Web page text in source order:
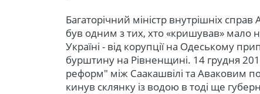
Багаторічний міністр внутрішніх
був одним з тих, хто «кришував» мало
Україні - від корупції на Одеському
бурштину на Рівненщині. 14 грудня
реформ" між Саакашвілі та Аваковим
кинув склянку із водою в тоді ще